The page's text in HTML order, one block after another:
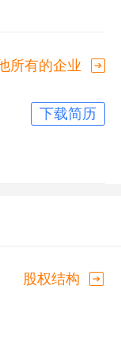
所有的企业
下载简历
股权结构